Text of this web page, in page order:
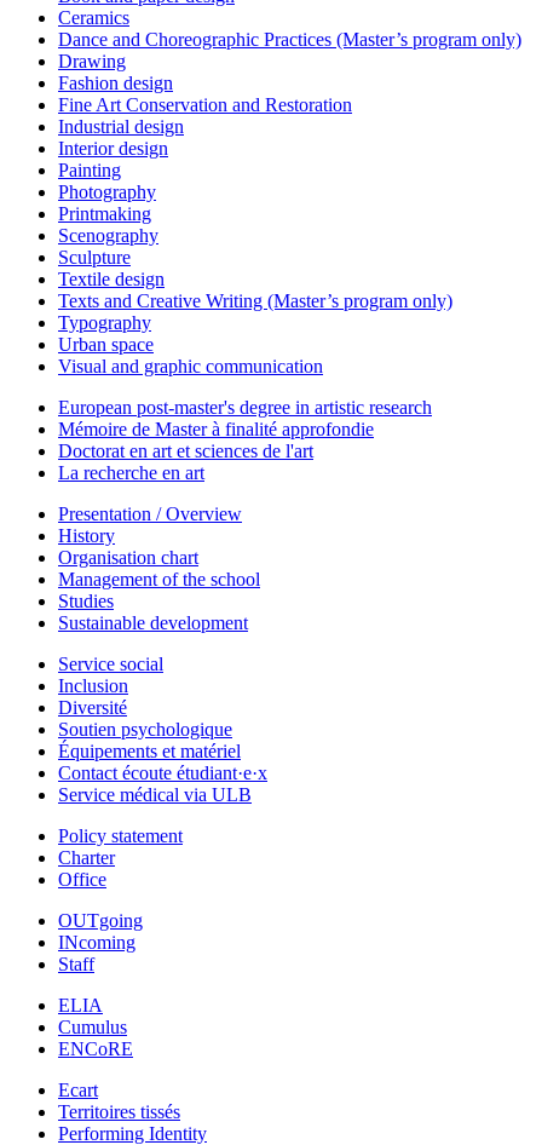
Ceramics
Dance and Choreographic Practices (Master’s program only)
Drawing
Fashion design
Fine Art Conservation and Restoration
Industrial design
Interior design
Painting
Photography
Printmaking
Scenography
Sculpture
Textile design
Texts and Creative Writing (Master’s program only)
Typography
Urban space
Visual and graphic communication
European post-master's degree in artistic research
Mémoire de Master à finalité approfondie
Doctorat en art et sciences de l'art
La recherche en art
Presentation / Overview
History
Organisation chart
Management of the school
Studies
Sustainable development
Service social
Inclusion
Diversité
Soutien psychologique
Équipements et matériel
Contact écoute étudiant·e·x
Service médical via ULB
Policy statement
Charter
Office
OUTgoing
INcoming
Staff
ELIA
Cumulus
ENCoRE
Ecart
Territoires tissés
Performing Identity